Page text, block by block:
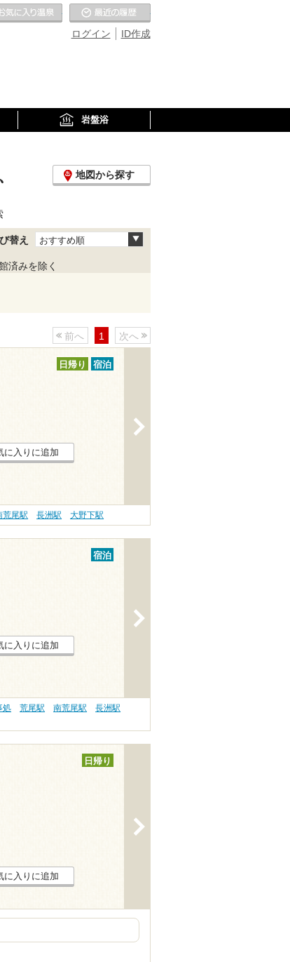
ID作成
ログイン
お気に入りの温泉
岩盤浴
地図から探す
替え おすすめ順
済みを除く
前へ 1 次へ
日帰り 宿泊
に入りに追加
荒尾駅 長洲駅 大野下駅
宿泊
に入りに追加
処 荒尾駅 南荒尾駅
長洲駅
日帰り
に入りに追加